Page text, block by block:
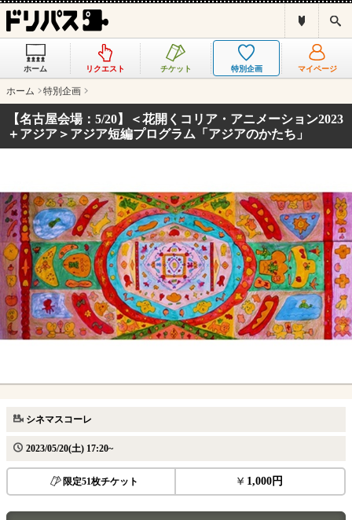
ス
ホーム リクエスト チケット 特別企画 マイページ
ホーム 特別企画
【名古屋会場：5/20】＜花開くコリア・アニメーション2023
＋アジア＞アジア短編プログラム「アジアのかたち」
シネマスコーレ
2023/05/20(土) 17:20~
限定51枚チケット 1,000円